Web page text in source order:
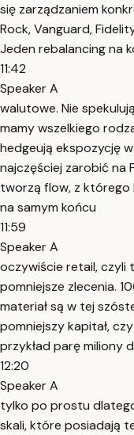
się zarządzaniem
Rock, Vanguard,
Jeden rebalancing na
11:42
Speaker A
walutowe. Nie
mamy wszelkiego
hedgeują ekspozycję
najczęściej zarobić na
tworzą flow, z którego
na samym końcu
11:59
Speaker A
oczywiście retail, czyli
pomniejsze zlecenia.
materiał są w tej
pomniejszy kapitał,
przykład parę miliony
12:20
Speaker A
tylko po prostu
skali, które posiadają